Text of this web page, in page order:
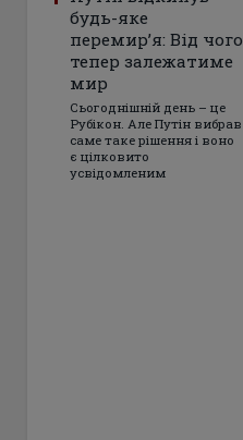
будь-яке
перемир’я: Від чого
тепер залежатиме
мир
Сьогоднішній день – це
Рубікон. Але Путін вибрав
саме таке рішення і воно
є цілковито
усвідомленим